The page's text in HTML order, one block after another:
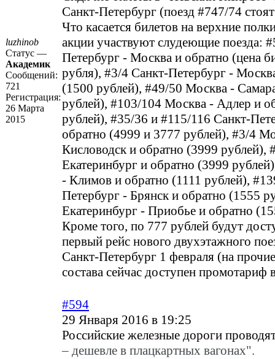
luzhinob
Статус —
Академик
Сообщений:
721
Регистрация:
26 Марта
2015
Санкт-Петербург (поезд #747/74
Что касается билетов на верхние
акции участвуют слудеющие поезда:
Петербург - Москва и обратно (цена
рубля), #3/4 Санкт-Петербург -
(1500 рублей), #49/50 Москва -
рублей), #103/104 Москва - Адлер и
рублей), #35/36 и #115/116 Санкт-
обратно (4999 и 3777 рублей), #3/4
Кисловодск и обратно (3999 рублей),
Екатеринбург и обратно (3999
- Климов и обратно (1111 рублей),
Петербург - Брянск и обратно (1555
Екатеринбург - Приобье и обратно
Кроме того, по 777 рублей будут
первый рейс нового двухэтажного
Санкт-Петербург 1 февраля (на
состава сейчас доступен промотариф
#594
29 Января 2016 в 19:25
Российские железные дороги
– дешевле в плацкартных вагонах".